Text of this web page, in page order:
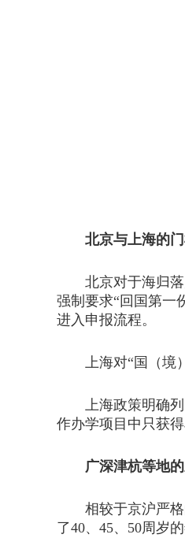
北京与上海的
北京对于海归落
强制要求“回国第一
进入申报流程。
上海对“国（境）
上海政策明确列
作办学项目中只获
广深津杭等地
相较于京沪严格
了40、45、50周岁